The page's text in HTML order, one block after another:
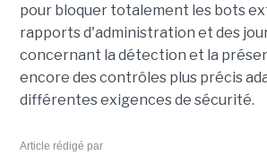
pour bloquer totalement les bots
rapports d'administration et des
concernant la détection et la
encore des contrôles plus précis
différentes exigences de sécurité.
Article rédigé par